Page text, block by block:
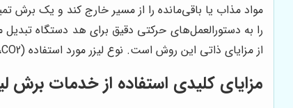
را به دستورالعمل‌های حرکتی دقیق برای هد دستگاه
از مزایای ذاتی این روش است. نوع لیزر مورد استفاده (CO2، فایبر یا nd:YAG) بسته به جنس و ضخامت ماده انتخاب می‌شود و در کیفیت نهایی و سرعت کار تاثیر مستقیم دارد.
مزایای کلیدی استفاده از خدمات